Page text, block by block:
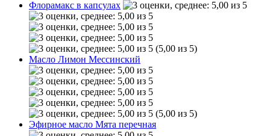
Флорамакс в капсулах
(5,00 из 5)
Масло Лимон Мессинский
(5,00 из 5)
Эфирное масло Мята перечная